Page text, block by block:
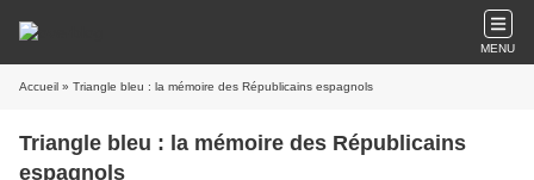
MENU
Accueil » Triangle bleu : la mémoire des Républicains espagnols
Triangle bleu : la mémoire des Républicains
espagnols